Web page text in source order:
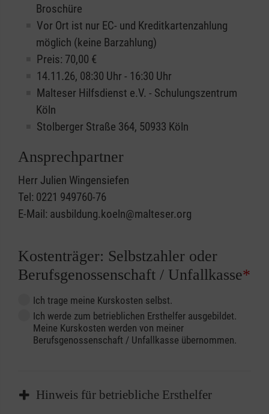
Broschüre
Vor Ort ist nur EC- und Kreditkartenzahlung
möglich (keine Barzahlung)
Preis: 70,00 €
14.11.26, 08:30 Uhr - 16:30 Uhr
Malteser Hilfsdienst e.V. - Schulungszentrum
Köln
Stolberger Straße 364, 50933 Köln
Ansprechpartner
Herr Julien Wingensiefen
Tel: 0221 949760-76
E-Mail: ausbildung.koeln@malteser.org
Kostenträger: Selbstzahler oder
Berufsgenossenschaft / Unfallkasse*
Ich trage meine Kurskosten selbst.
Ich werde zum betrieblichen Ersthelfer ausgebildet.
Meine Kurskosten werden von meiner
Berufsgenossenschaft / Unfallkasse übernommen.
Hinweis für betriebliche Ersthelfer